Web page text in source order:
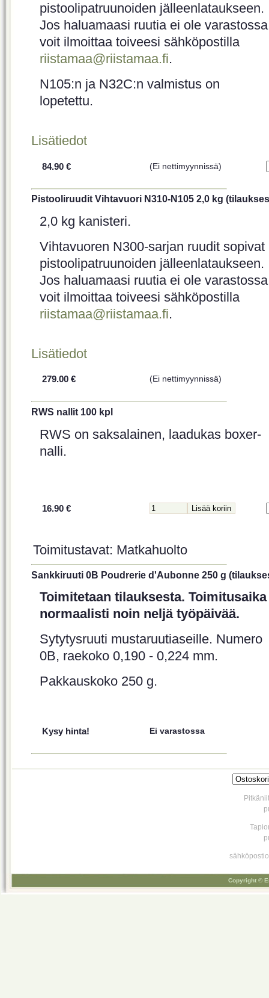
pistoolipatruunoiden jälleenlataukseen.
Jos haluamaasi ruutia ei ole
voit ilmoittaa toiveesi sähköpostilla
riistamaa@riistamaa.fi.
N105:n ja N32C:n valmistus on
lopetettu.
Lisätiedot
84.90 € (Ei nettimyynnissä)
Pistooliruudit Vihtavuori N310-N105 2,0 kg
2,0 kg kanisteri.
Vihtavuoren N300-sarjan ruudit sopivat
pistoolipatruunoiden jälleenlataukseen.
Jos haluamaasi ruutia ei ole
voit ilmoittaa toiveesi sähköpostilla
riistamaa@riistamaa.fi.
Lisätiedot
279.00 € (Ei nettimyynnissä)
RWS nallit 100 kpl
RWS on saksalainen, laadukas boxer-
nalli.
16.90 €
Toimitustavat: Matkahuolto
Sankkiruuti 0B Poudrerie d'Aubonne 250 g
Toimitetaan tilauksesta. Toimitusaika
normaalisti noin neljä työpäivää.
Sytytysruuti mustaruutiaseille. Numero
0B, raekoko 0,190 - 0,224 mm.
Pakkauskoko 250 g.
Kysy hinta! Ei varastossa
Copyright ©